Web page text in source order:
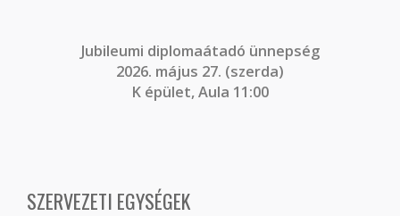
Jubileumi diplomaátadó ünnepség
2026. május 27. (szerda)
K épület, Aula 11:00
SZERVEZETI EGYSÉGEK